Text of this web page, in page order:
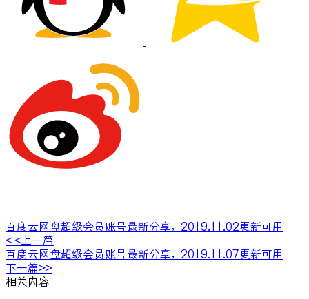
百度云网盘超级会员账号最新分享，2019.11.02更新可用
< <上一篇
百度云网盘超级会员账号最新分享，2019.11.07更新可用
下一篇>>
相关内容